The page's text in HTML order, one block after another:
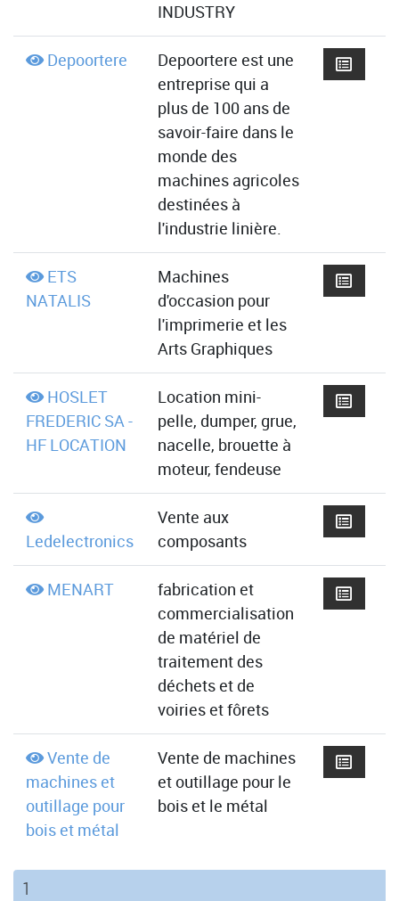
INDUSTRY
Depoortere
Depoortere est une
entreprise qui a
plus de 100 ans de
savoir-faire dans le
monde des
machines agricoles
destinées à
l'industrie linière.
ETS
NATALIS
Machines
d'occasion pour
l'imprimerie et les
Arts Graphiques
HOSLET
FREDERIC SA -
HF LOCATION
Location mini-
pelle, dumper, grue,
nacelle, brouette à
moteur, fendeuse
Ledelectronics
Vente aux
composants
MENART
fabrication et
commercialisation
de matériel de
traitement des
déchets et de
voiries et fôrets
Vente de
machines et
outillage pour
bois et métal
Vente de machines
et outillage pour le
bois et le métal
1